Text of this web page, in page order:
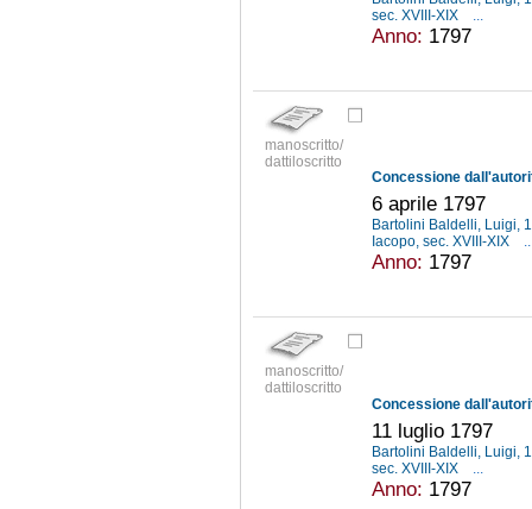
sec. XVIII-XIX
Anno: 1797
manoscritto/
dattiloscritto
6 aprile 1797
Bartolini Baldelli, Luigi,
Iacopo, sec. XVIII-XIX
Anno: 1797
manoscritto/
dattiloscritto
11 luglio 1797
Bartolini Baldelli, Luigi,
sec. XVIII-XIX
...
Anno: 1797